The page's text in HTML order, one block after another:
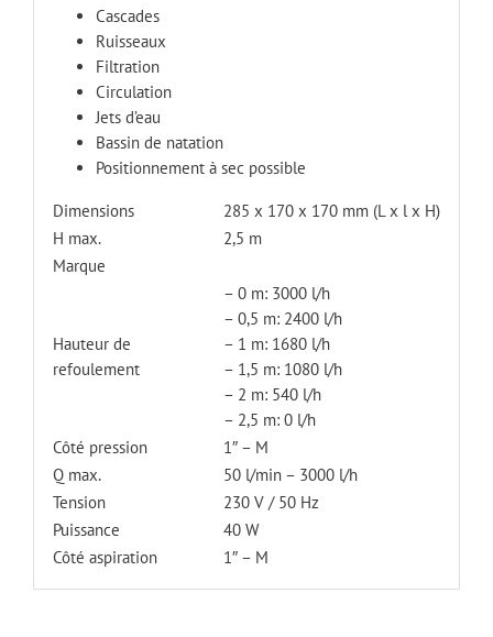
Cascades
Ruisseaux
Filtration
Circulation
Jets d’eau
Bassin de natation
Positionnement à sec possible
Dimensions
285 x 170 x 170 mm (L x l x H)
H max.
2,5 m
Marque
Hauteur de
refoulement
– 0 m: 3000 l/h
– 0,5 m: 2400 l/h
– 1 m: 1680 l/h
– 1,5 m: 1080 l/h
– 2 m: 540 l/h
– 2,5 m: 0 l/h
Côté pression
1″ – M
Q max.
50 l/min – 3000 l/h
Tension
230 V / 50 Hz
Puissance
40 W
Côté aspiration
1″ – M